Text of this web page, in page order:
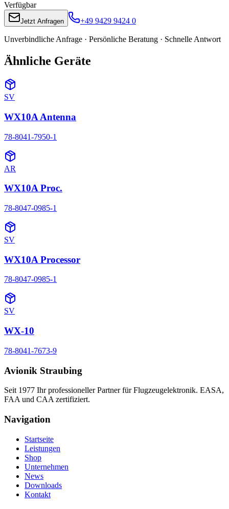
Verfügbar
Jetzt Anfragen +49 9429 9424 0
Unverbindliche Anfrage · Persönliche Beratung · Schnelle Antwort
Ähnliche Geräte
SV
WX10A Antenna
78-8041-7950-1
AR
WX10A Proc.
78-8047-0985-1
SV
WX10A Processor
78-8047-0985-1
SV
WX-10
78-8041-7673-9
Avionik Straubing
Seit 1977 Ihr professioneller Partner für Flugzeugelektronik. EASA,
FAA und CAA zertifiziert.
Navigation
Startseite
Leistungen
Shop
Unternehmen
News
Downloads
Kontakt